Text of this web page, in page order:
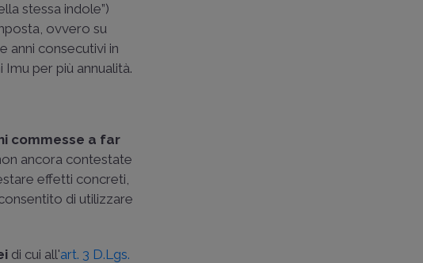
stessa indole”)
ovvero su
anni consecutivi in
per più annualità.
commesse a far
ancora contestate
effetti concreti,
di utilizzare
di cui all'art. 3 D.Lgs.